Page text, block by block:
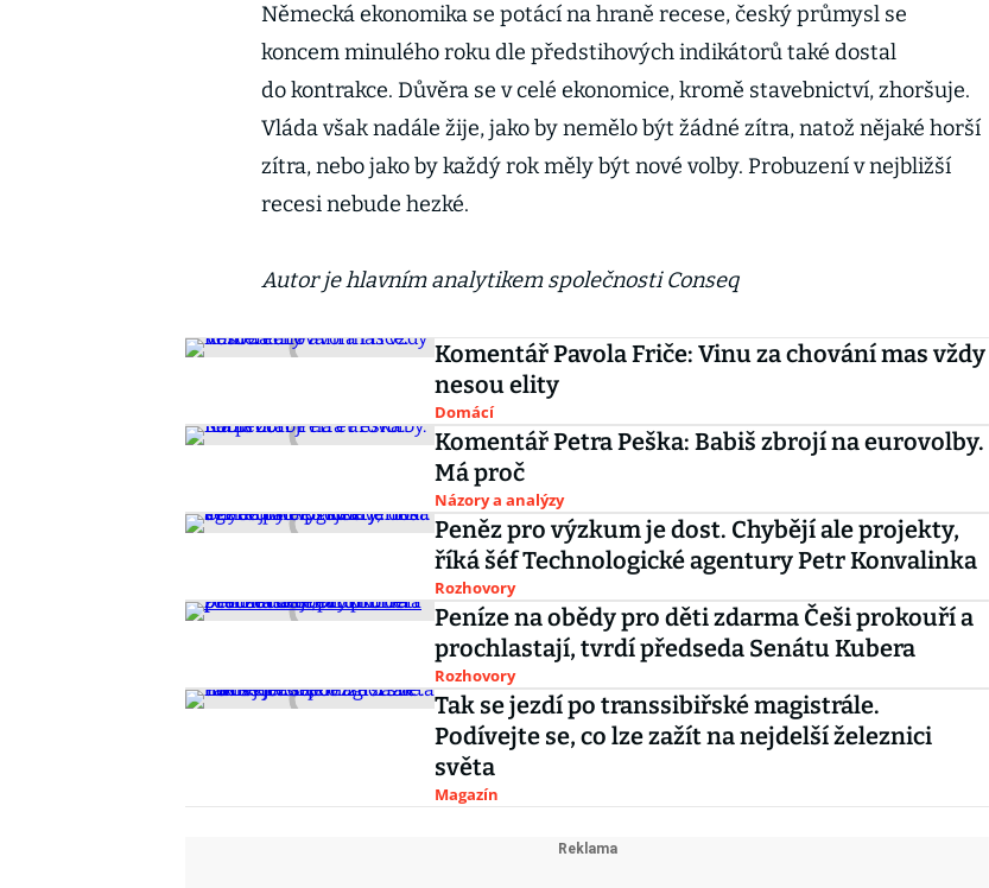
Německá ekonomika se potácí na hraně recese, český průmysl se
koncem minulého roku dle předstihových indikátorů také dostal
do kontrakce. Důvěra se v celé ekonomice, kromě stavebnictví, zhoršuje.
Vláda však nadále žije, jako by nemělo být žádné zítra, natož nějaké horší
zítra, nebo jako by každý rok měly být nové volby. Probuzení v nejbližší
recesi nebude hezké.
Autor je hlavním analytikem společnosti Conseq
Komentář Pavola Friče: Vinu za chování mas vždy
nesou elity
Domácí
Komentář Petra Peška: Babiš zbrojí na eurovolby.
Má proč
Názory a analýzy
Peněz pro výzkum je dost. Chybějí ale projekty,
říká šéf Technologické agentury Petr Konvalinka
Rozhovory
Peníze na obědy pro děti zdarma Češi prokouří a
prochlastají, tvrdí předseda Senátu Kubera
Rozhovory
Tak se jezdí po transsibiřské magistrále.
Podívejte se, co lze zažít na nejdelší železnici
světa
Magazín